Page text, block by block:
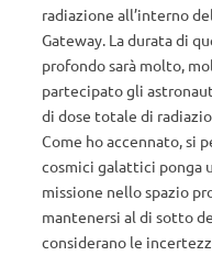
radiazione all’interno
Gateway. La durata di
profondo sarà molto,
partecipato gli
di dose totale di
Come ho accennato, si
cosmici galattici ponga
missione nello spazio
mantenersi al di sotto
considerano le